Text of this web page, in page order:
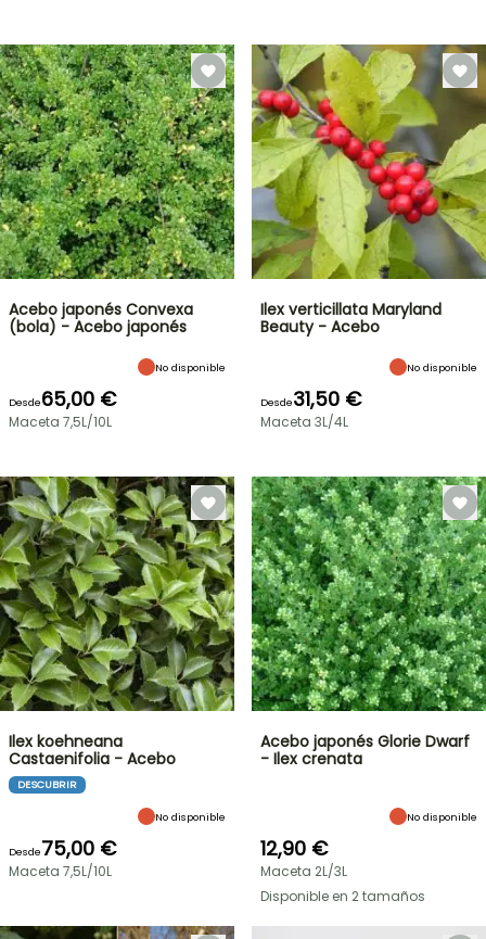
Acebo japonés Convexa
(bola) - Acebo japonés
No disponible
Desde65,00 €
Maceta 7,5L/10L
Ilex verticillata Maryland
Beauty - Acebo
No disponible
Desde31,50 €
Maceta 3L/4L
Ilex koehneana
Castaenifolia - Acebo
DESCUBRIR
No disponible
Desde75,00 €
Maceta 7,5L/10L
Acebo japonés Glorie Dwarf
- Ilex crenata
No disponible
12,90 €
Maceta 2L/3L
Disponible en 2 tamaños